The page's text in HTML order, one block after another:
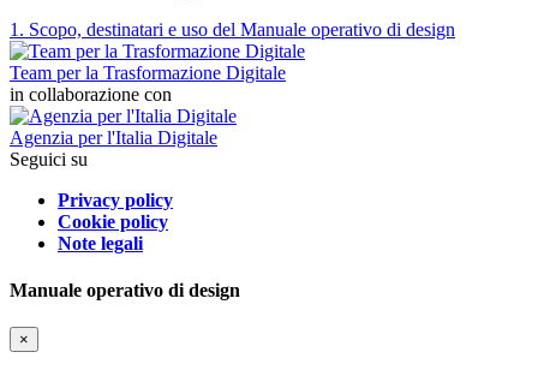
1. Scopo, destinatari e uso del Manuale operativo di design
Team per la Trasformazione Digitale
in collaborazione con
Agenzia per l'Italia Digitale
Seguici su
Privacy policy
Cookie policy
Note legali
Manuale operativo di design
×